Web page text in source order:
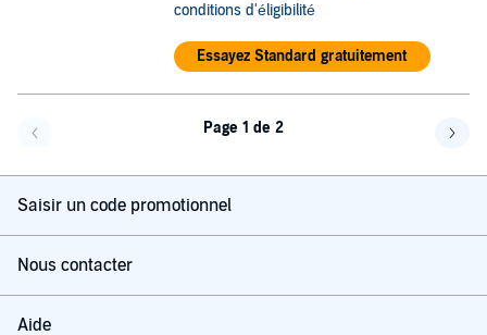
conditions d'éligibilité
Essayez Standard gratuitement
Page 1 de 2
Saisir un code promotionnel
Nous contacter
Aide